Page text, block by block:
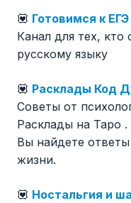
💟 Готовимся к
Канал для тех, кто
русскому языку
💟 Расклады Код
Советы от
Расклады на Таро .
Вы найдете
жизни.
💟 Ностальгия и